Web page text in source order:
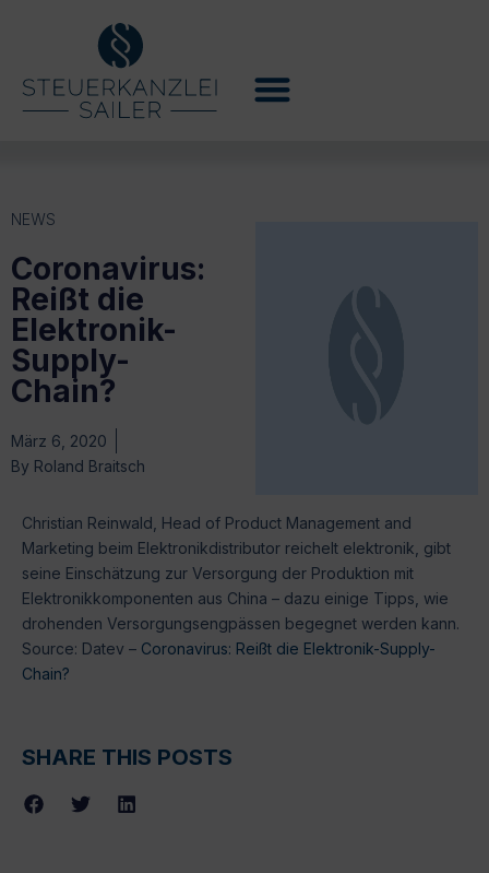
NEWS
Coronavirus:
Reißt die
Elektronik-
Supply-
Chain?
März 6, 2020
By Roland Braitsch
Christian Reinwald, Head of Product Management and
Marketing beim Elektronikdistributor reichelt elektronik, gibt
seine Einschätzung zur Versorgung der Produktion mit
Elektronikkomponenten aus China – dazu einige Tipps, wie
drohenden Versorgungsengpässen begegnet werden kann.
Source: Datev – Coronavirus: Reißt die Elektronik-Supply-
Chain?
SHARE THIS POSTS